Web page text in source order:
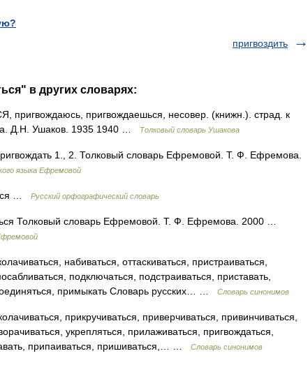
пригвоздить
в других словарях:
пригвождаешься, несовер. (книжн.). страд. к
Д.Н. Ушаков. 1935 1940 …
Толковый словарь Ушакова
1., 2. Толковый словарь Ефремовой. Т. Ф. Ефремова.
языка Ефремовой
… Русский орфографический словарь
Толковый словарь Ефремовой. Т. Ф. Ефремова. 2000 …
набиваться, оттаскиваться, пристраиваться,
подключаться, подстраиваться, приставать,
примыкать Словарь русских… …
Словарь синонимов
прикручиваться, приверчиваться, привинчиваться,
укрепляться, прилаживаться, пригвождаться,
припаиваться, пришиваться,… …
Словарь синонимов